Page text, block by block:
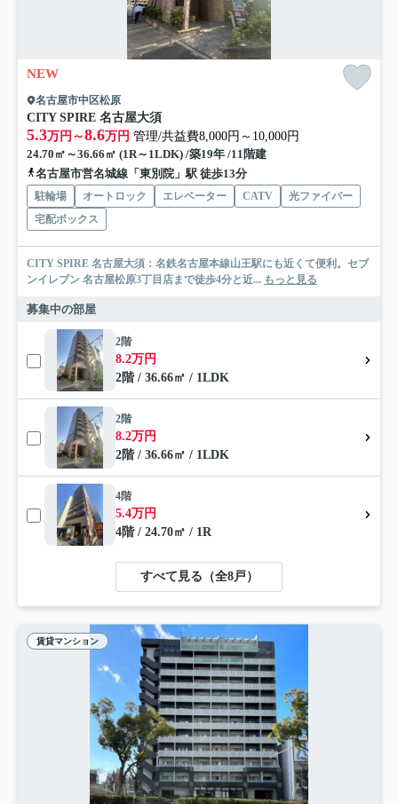
NEW
名古屋市中区松原
CITY SPIRE 名古屋大須
5.3万円～8.6万円 管理/共益費8,000円～10,000円
24.70㎡～36.66㎡ (1R～1LDK) /築19年 /11階建
名古屋市営名城線「東別院」駅 徒歩13分
駐輪場 オートロック エレベーター CATV
光ファイバー
宅配ボックス
CITY SPIRE 名古屋大須：名鉄名古屋本線山王駅にも近くて便利。セブ
ンイレブン 名古屋松原3丁目店まで徒歩4分と近... もっと見る
募集中の部屋
2階
8.2万円
2階 / 36.66㎡ / 1LDK
2階
8.2万円
2階 / 36.66㎡ / 1LDK
4階
5.4万円
4階 / 24.70㎡ / 1R
すべて見る（全8戸）
賃貸マンション